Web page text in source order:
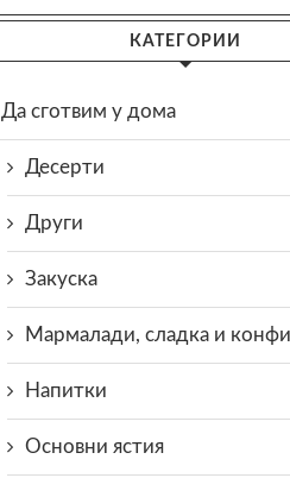
КАТЕГОРИИ
Да сготвим у дома
Десерти
Други
Закуска
Мармалади, сладка и
Напитки
Основни ястия